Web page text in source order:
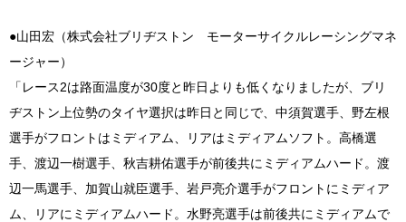
●山田宏（株式会社ブリヂストン モーターサイクルレーシングマネ
ージャー）
「レース2は路面温度が30度と昨日よりも低くなりましたが、ブリ
ヂストン上位勢のタイヤ選択は昨日と同じで、中須賀選手、野左根
選手がフロントはミディアム、リアはミディアムソフト。高橋選
手、渡辺一樹選手、秋吉耕佑選手が前後共にミディアムハード。渡
辺一馬選手、加賀山就臣選手、岩戸亮介選手がフロントにミディア
ム、リアにミディアムハード。水野亮選手は前後共にミディアムで